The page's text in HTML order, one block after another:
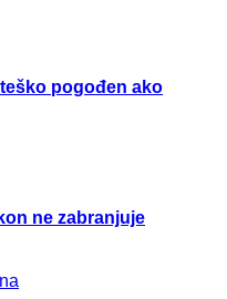
pogođen ako
ne zabranjuje